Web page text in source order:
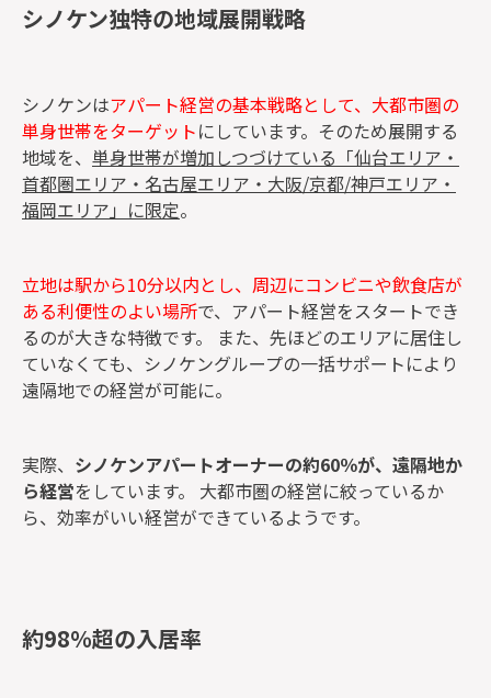
シノケン独特の地域展開戦略
シノケンはアパート経営の基本戦略として、大都市圏の
単身世帯をターゲットにしています。そのため展開する
地域を、 単身世帯が増加しつづけている「仙台エリア・
首都圏エリア・名古屋エリア・大阪/京都/神戸エリア・
福岡エリア」に限定。
立地は駅から10分以内とし、周辺にコンビニや飲食店が
ある利便性のよい場所で、アパート経営をスタートでき
るのが大きな特徴です。 また、先ほどのエリアに居住し
ていなくても、シノケングループの一括サポートにより
遠隔地での経営が可能に。
実際、 シノケンアパートオーナーの約60％が、遠隔地か
ら経営をしています。 大都市圏の経営に絞っているか
ら、効率がいい経営ができているようです。
約98％超の入居率